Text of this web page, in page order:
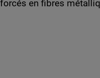
en fibres